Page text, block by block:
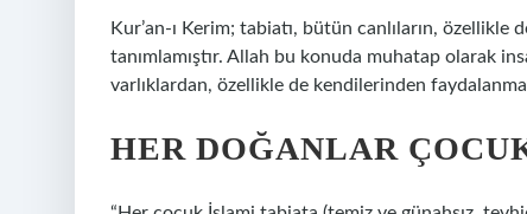
Kur’an-ı Kerim; tabiatı, bütün canlıların, özellikle
tanımlamıştır. Allah bu konuda muhatap olarak
varlıklardan, özellikle de kendilerinden
HER DOĞANLAR